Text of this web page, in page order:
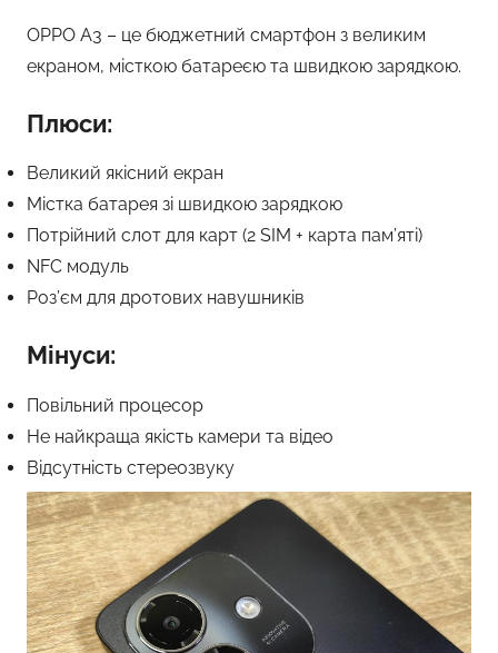
OPPO A3 – це бюджетний смартфон з великим
екраном, місткою батареєю та швидкою зарядкою.
Плюси:
Великий якісний екран
Містка батарея зі швидкою зарядкою
Потрійний слот для карт (2 SIM + карта пам’яті)
NFC модуль
Роз’єм для дротових навушників
Мінуси:
Повільний процесор
Не найкраща якість камери та відео
Відсутність стереозвуку